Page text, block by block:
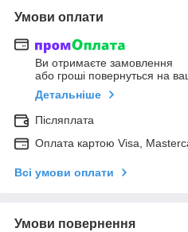
Умови оплати
Ви отримаєте замовлення
або гроші повернуться на
Детальніше
Післяплата
Оплата картою Visa,
Всі умови оплати
Умови повернення